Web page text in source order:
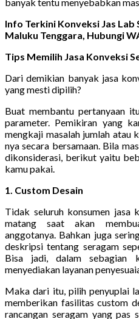
Info Terkini Konveksi Jas
Maluku Tenggara, Hubungi
Tips Memilih Jasa Konveksi
Dari demikian banyak jasa
yang mesti dipilih?
Buat membantu pertanyaan
parameter. Pemikiran yang
mengkaji masalah jumlah atau
nya secara bersamaan. Bila
dikonsiderasi, berikut yaitu
kamu pakai.
1. Custom Desain
Tidak seluruh konsumen jasa
matang saat akan
anggotanya. Bahkan juga
deskripsi tentang seragam
Bisa jadi, dalam sebagian
menyediakan layanan
Maka dari itu, pilih penyuplai
memberikan fasilitas custom
rancangan seragam yang pas